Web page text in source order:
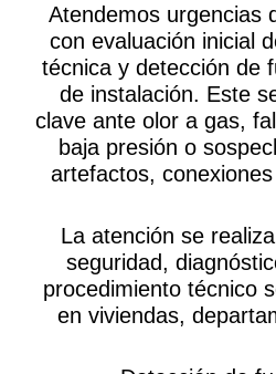
Atendemos urgencias
con evaluación inicial
técnica y detección de
de instalación. Este
clave ante olor a gas,
baja presión o
artefactos,
La atención se
seguridad,
procedimiento técnico
en viviendas,